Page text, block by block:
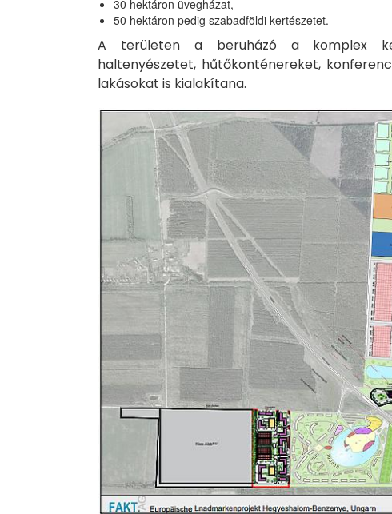
30 hektáron üvegházat,
50 hektáron pedig szabadföldi kertészetet.
A területen a beruházó a komplex
haltenyészetet, hűtőkonténereket,
lakásokat is kialakítana.